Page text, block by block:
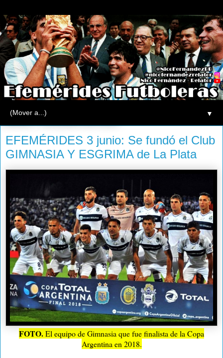
▼
martes, 3 de junio de 2014
EFEMÉRIDES 3 junio: Se fundó el Club
GIMNASIA Y ESGRIMA de La Plata
FOTO.El equipo de Gimnasia que fue finalista de la Copa
Argentina en 2018.